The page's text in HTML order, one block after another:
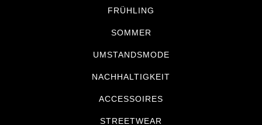
FRÜHLING
SOMMER
UMSTANDSMODE
NACHHALTIGKEIT
ACCESSOIRES
STREETWEAR